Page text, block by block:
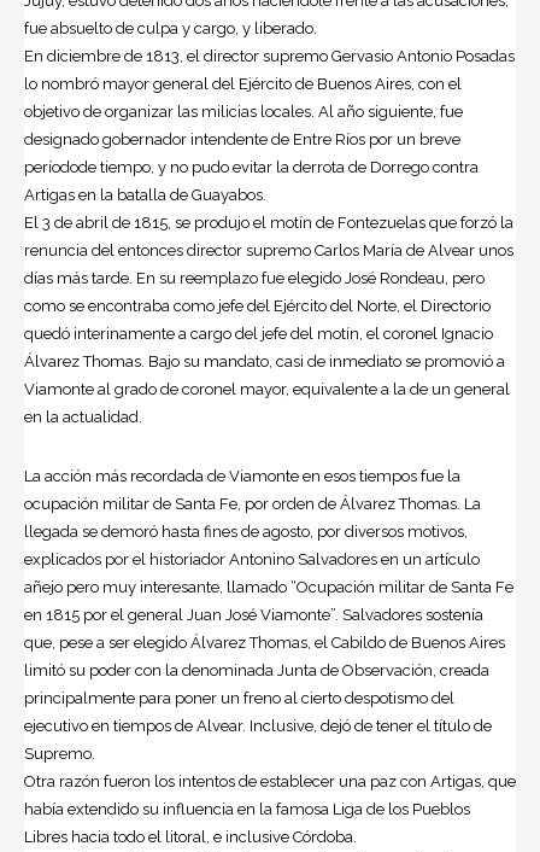
fue absuelto de culpa y cargo, y liberado.
En diciembre de 1813, el director supremo Gervasio Antonio Posadas
lo nombró mayor general del Ejército de Buenos Aires, con el
objetivo de organizar las milicias locales. Al año siguiente, fue
designado gobernador intendente de Entre Ríos por un breve
períodode tiempo, y no pudo evitar la derrota de Dorrego contra
Artigas en la batalla de Guayabos.
El 3 de abril de 1815, se produjo el motín de Fontezuelas que forzó la
renuncia del entonces director supremo Carlos María de Alvear unos
días más tarde. En su reemplazo fue elegido José Rondeau, pero
como se encontraba como jefe del Ejército del Norte, el Directorio
quedó interinamente a cargo del jefe del motín, el coronel Ignacio
Álvarez Thomas. Bajo su mandato, casi de inmediato se promovió a
Viamonte al grado de coronel mayor, equivalente a la de un general
en la actualidad.
La acción más recordada de Viamonte en esos tiempos fue la
ocupación militar de Santa Fe, por orden de Álvarez Thomas. La
llegada se demoró hasta fines de agosto, por diversos motivos,
explicados por el historiador Antonino Salvadores en un artículo
añejo pero muy interesante, llamado “Ocupación militar de Santa Fe
en 1815 por el general Juan José Viamonte”. Salvadores sostenía
que, pese a ser elegido Álvarez Thomas, el Cabildo de Buenos Aires
limitó su poder con la denominada Junta de Observación, creada
principalmente para poner un freno al cierto despotismo del
ejecutivo en tiempos de Alvear. Inclusive, dejó de tener el título de
Supremo.
Otra razón fueron los intentos de establecer una paz con Artigas, que
había extendido su influencia en la famosa Liga de los Pueblos
Libres hacia todo el litoral, e inclusive Córdoba.